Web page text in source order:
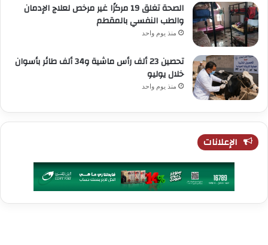
الصحة تغلق 19 مركزًا غير مرخص لعلاج الإدمان
والطب النفسي بالمقطم
منذ يوم واحد
تحصين 23 ألف رأس ماشية و34 ألف طائر بأسوان
خلال يوليو
منذ يوم واحد
الإعلانات